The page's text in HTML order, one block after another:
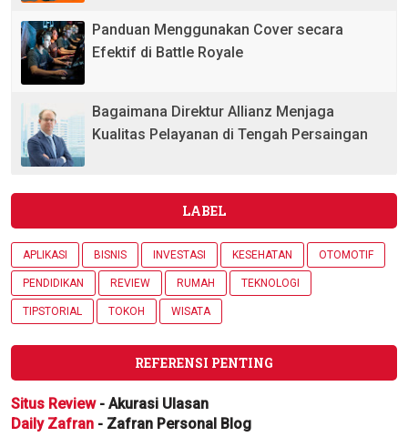
Panduan Menggunakan Cover secara
Efektif di Battle Royale
Bagaimana Direktur Allianz Menjaga
Kualitas Pelayanan di Tengah Persaingan
LABEL
APLIKASI BISNIS INVESTASI KESEHATAN OTOMOTIF
PENDIDIKAN REVIEW RUMAH TEKNOLOGI
TIPSTORIAL TOKOH WISATA
REFERENSI PENTING
Situs Review- Akurasi Ulasan
Daily Zafran - Zafran Personal Blog